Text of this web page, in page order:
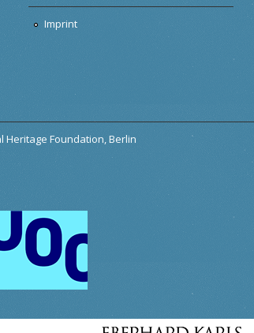
Imprint
Heritage Foundation, Berlin